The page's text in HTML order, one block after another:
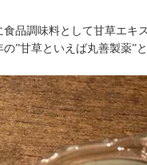
食品調味料として甘草エキ
の”甘草といえば丸善製薬”